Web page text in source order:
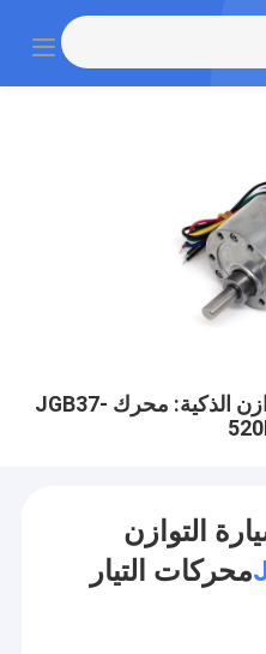
"قلب القوة" وراء سيارة التوازن الذكية: محرك JGB37-
التوازن
محركات التيار